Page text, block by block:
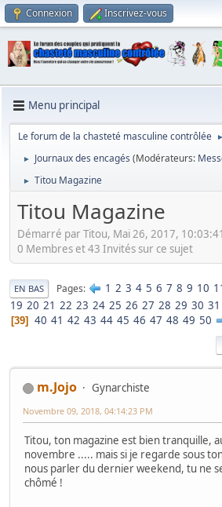
Connexion Inscrivez-vous
Menu principal
Le forum de la chasteté masculine contrôlée ►
► Journaux des encagés (Modérateurs:
► Titou Magazine
Titou Magazine
Démarré par Titou, Mai 26, 2017,
0 Membres et 43 Invités sur ce sujet
EN BAS Pages 1 2 3 4 5 6 7 8 9 10
19 20 21 22 23 24 25 26 27 28 29 30 31
39 40 41 42 43 44 45 46 47 48 49 50
m.Jojo
Gynarchiste
Novembre 09, 2018, 04:14:23 PM
Titou, ton magazine est bien tranquille,
novembre ..... mais si je regarde sous
nous parler du dernier weekend, tu ne
chômé !